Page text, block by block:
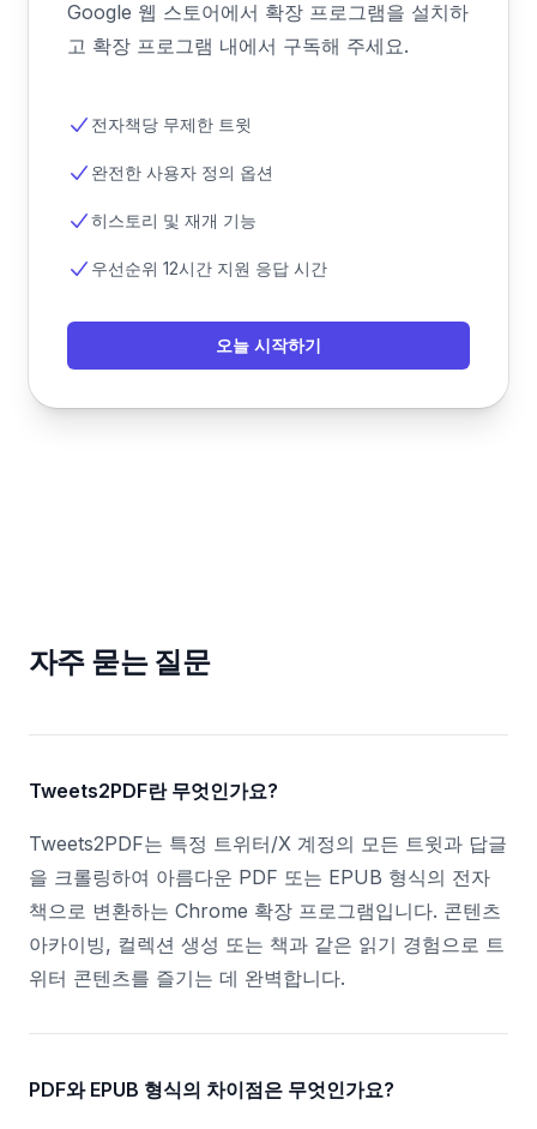
Google 웹 스토어에서 확장 프로그램을 설치하
고 확장 프로그램 내에서 구독해 주세요.
전자책당 무제한 트윗
완전한 사용자 정의 옵션
히스토리 및 재개 기능
우선순위 12시간 지원 응답 시간
오늘 시작하기
자주 묻는 질문
Tweets2PDF란 무엇인가요?
Tweets2PDF는 특정 트위터/X 계정의 모든 트윗과 답글
을 크롤링하여 아름다운 PDF 또는 EPUB 형식의 전자
책으로 변환하는 Chrome 확장 프로그램입니다. 콘텐츠
아카이빙, 컬렉션 생성 또는 책과 같은 읽기 경험으로 트
위터 콘텐츠를 즐기는 데 완벽합니다.
PDF와 EPUB 형식의 차이점은 무엇인가요?